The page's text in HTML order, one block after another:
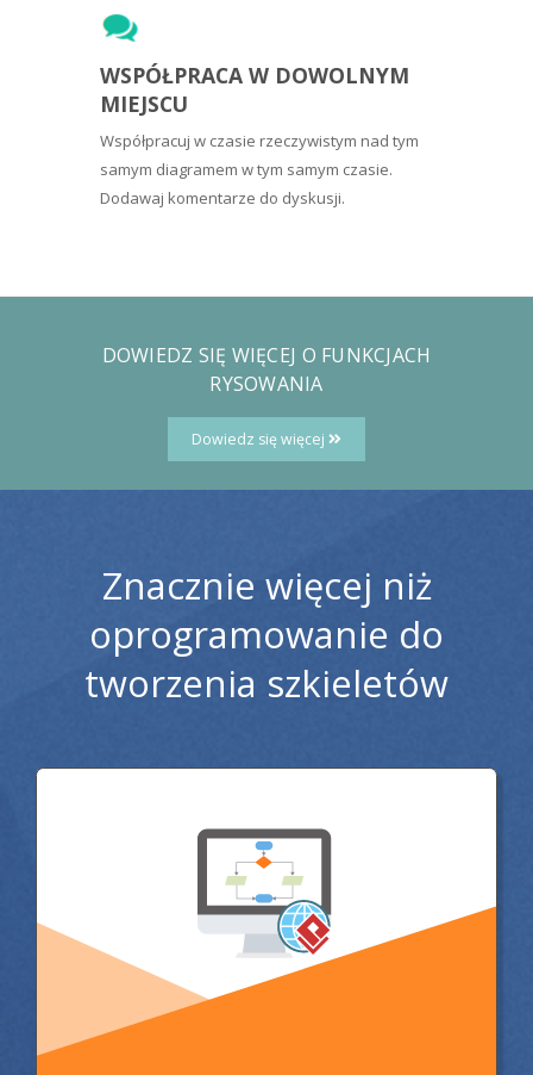
WSPÓŁPRACA W DOWOLNYM
MIEJSCU
Współpracuj w czasie rzeczywistym nad tym
samym diagramem w tym samym czasie.
Dodawaj komentarze do dyskusji.
DOWIEDZ SIĘ WIĘCEJ O FUNKCJACH
RYSOWANIA
Dowiedz się więcej
Znacznie więcej niż
oprogramowanie do
tworzenia szkieletów